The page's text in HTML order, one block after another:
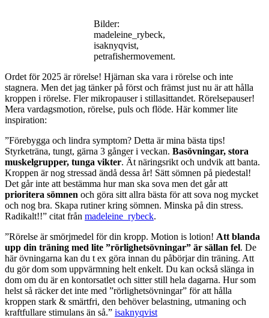
ländryggen
Bilder:
madeleine_rybeck,
isaknyqvist,
petrafishermovement.
Ordet för 2025 är rörelse! Hjärnan ska vara i rörelse och inte
stagnera. Men det jag tänker på först och främst just nu är att hålla
kroppen i rörelse. Fler mikropauser i stillasittandet. Rörelsepauser!
Mera vardagsmotion, rörelse, puls och flöde. Här kommer lite
inspiration:
”Förebygga och lindra symptom? Detta är mina bästa tips!
Styrketräna, tungt, gärna 3 gånger i veckan. Basövningar, stora
muskelgrupper, tunga vikter. Ät näringsrikt och undvik att banta.
Kroppen är nog stressad ändå dessa år! Sätt sömnen på piedestal!
Det går inte att bestämma hur man ska sova men det går att
prioritera sömnen och göra sitt allra bästa för att sova nog mycket
och nog bra. Skapa rutiner kring sömnen. Minska på din stress.
Radikalt!!” citat från madeleine_rybeck.
”Rörelse är smörjmedel för din kropp. Motion is lotion! Att blanda
upp din träning med lite ”rörlighetsövningar” är sällan fel. De
här övningarna kan du t ex göra innan du påbörjar din träning. Att
du gör dom som uppvärmning helt enkelt. Du kan också slänga in
dom om du är en kontorsatlet och sitter still hela dagarna. Hur som
helst så räcker det inte med ”rörlighetsövningar” för att hålla
kroppen stark & smärtfri, den behöver belastning, utmaning och
kraftfullare stimulans än så.” isaknyqvist